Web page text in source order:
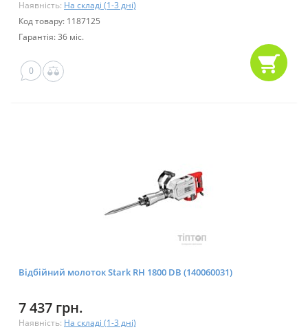
Наявність: На складі (1-3 дні)
Код товару: 1187125
Гарантія: 36 міс.
0
Відбійний молоток Stark RH 1800 DB (140060031)
7 437 грн.
Наявність: На складі (1-3 дні)